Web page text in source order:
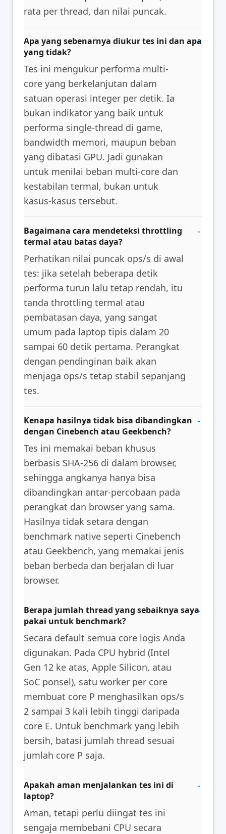
rata per thread, dan nilai puncak.
Apa yang sebenarnya diukur tes ini dan apa
yang tidak?
Tes ini mengukur performa multi-
core yang berkelanjutan dalam
satuan operasi integer per detik. Ia
bukan indikator yang baik untuk
performa single-thread di game,
bandwidth memori, maupun beban
yang dibatasi GPU. Jadi gunakan
untuk menilai beban multi-core dan
kestabilan termal, bukan untuk
kasus-kasus tersebut.
Bagaimana cara mendeteksi throttling
termal atau batas daya?
Perhatikan nilai puncak ops/s di awal
tes: jika setelah beberapa detik
performa turun lalu tetap rendah, itu
tanda throttling termal atau
pembatasan daya, yang sangat
umum pada laptop tipis dalam 20
sampai 60 detik pertama. Perangkat
dengan pendinginan baik akan
menjaga ops/s tetap stabil sepanjang
tes.
Kenapa hasilnya tidak bisa dibandingkan
dengan Cinebench atau Geekbench?
Tes ini memakai beban khusus
berbasis SHA-256 di dalam browser,
sehingga angkanya hanya bisa
dibandingkan antar-percobaan pada
perangkat dan browser yang sama.
Hasilnya tidak setara dengan
benchmark native seperti Cinebench
atau Geekbench, yang memakai jenis
beban berbeda dan berjalan di luar
browser.
Berapa jumlah thread yang sebaiknya saya
pakai untuk benchmark?
Secara default semua core logis Anda
digunakan. Pada CPU hybrid (Intel
Gen 12 ke atas, Apple Silicon, atau
SoC ponsel), satu worker per core
membuat core P menghasilkan ops/s
2 sampai 3 kali lebih tinggi daripada
core E. Untuk benchmark yang lebih
bersih, batasi jumlah thread sesuai
jumlah core P saja.
Apakah aman menjalankan tes ini di
laptop?
Aman, tetapi perlu diingat tes ini
sengaja membebani CPU secara